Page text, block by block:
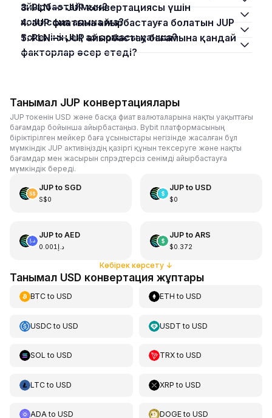
айырбастаймын?
3. PLN –> JUP конвертациясы үшін
комиссия алына ма?
4. JUP фиатына айырбастауға болатын JUP
токенінің ең аз сомасы қанша?
5. PLN –> JUP айырбастау бағамына қандай
факторлар әсер етеді?
Танымал JUP конвертациялары
JUP токенін USD және басқа фиат валюталарына нақты уақыттағы
бағамдар бойынша айырбастаңыз. Bybit платформасының
біріктірілген мейкер баға ұсыныстары негізінде жасалған бұл
мүмкіндік JUP активіңіздің қазіргі құнын тексеруге және нақты
бағамдар мен жасырын спрэдтерсіз сенімді айырбастауға
мүмкіндік береді.
JUPto SGD
S$0
JUPto USD
$0
JUPto AED
د.إ0.001
JUPto ARS
$0.372
Көбірек көрсету↓
Танымал USD конвертация жұптары
BTCto USD ETH toUSD
USDCto USD USDT toUSD
SOL to USD TRXtoUSD
LTCto USD XRP toUSD
ADAto USD DOGEtoUSD